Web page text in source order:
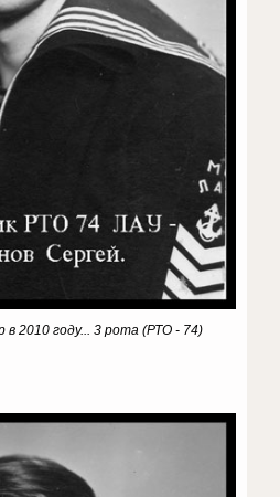
в 2010 году... 3 рота (РТО - 74)